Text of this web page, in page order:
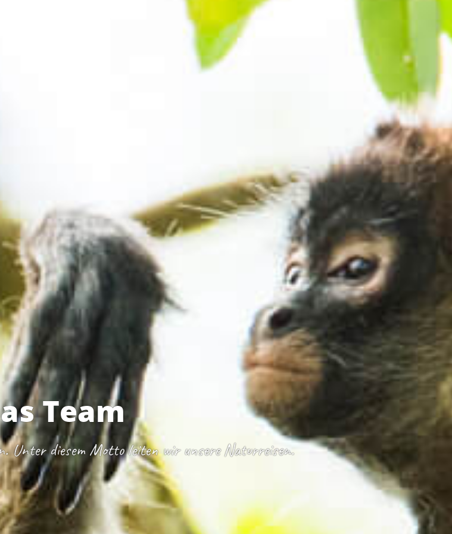
Team
Unter diesem Motto leiten wir unsere Naturreisen.